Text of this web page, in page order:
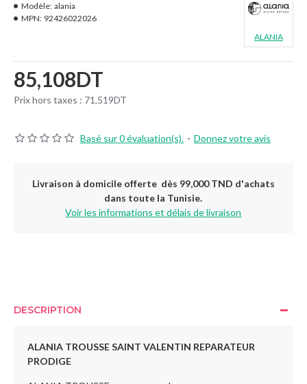
Basé sur 0 évaluation(s). - Donnez votre avis
85,108DT
Prix hors taxes : 71,519DT
Modèle: alania
MPN: 92426022026
ALANIA
Livraison à domicile offerte dès 99,000 TND d'achats
dans toute la Tunisie.
Voir les informations et délais de livraison
DESCRIPTION
ALANIA TROUSSE SAINT VALENTIN REPARATEUR
PRODIGE